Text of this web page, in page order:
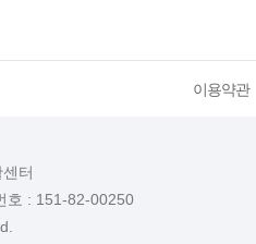
이용약관
터
호 : 151-82-00250